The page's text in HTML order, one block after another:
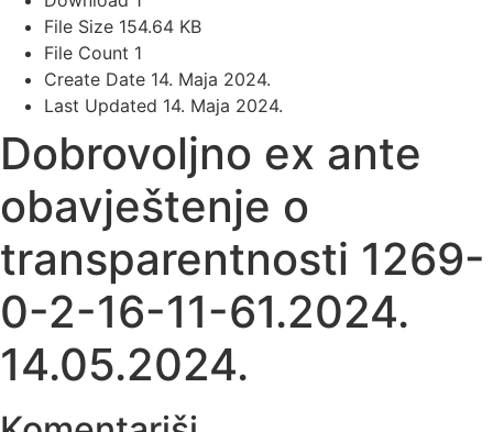
File Size 154.64 KB
File Count 1
Create Date 14. Maja 2024.
Last Updated 14. Maja 2024.
Dobrovoljno ex ante
obavještenje o
transparentnosti 1269-
0-2-16-11-61.2024.
14.05.2024.